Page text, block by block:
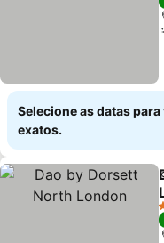
Selecione as datas
exatos.